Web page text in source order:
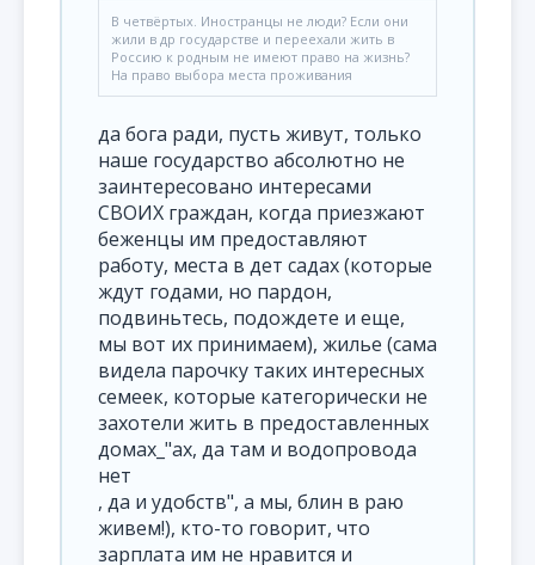
В четвёртых. Иностранцы не люди? Если они
жили в др государстве и переехали жить в
Россию к родным не имеют право на жизнь?
На право выбора места проживания
да бога ради, пусть живут, только
наше государство абсолютно не
заинтересовано интересами
СВОИХ граждан, когда приезжают
беженцы им предоставляют
работу, места в дет садах (которые
ждут годами, но пардон,
подвиньтесь, подождете и еще,
мы вот их принимаем), жилье (сама
видела парочку таких интересных
семеек, которые категорически не
захотели жить в предоставленных
домах_"ах, да там и водопровода
нет
, да и удобств", а мы, блин в раю
живем!), кто-то говорит, что
зарплата им не нравится и